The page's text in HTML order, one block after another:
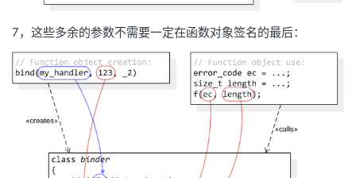
7，这些多余的参数不需要一定在函数对象签名的最后：